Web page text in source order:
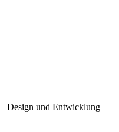
Design und Entwicklung